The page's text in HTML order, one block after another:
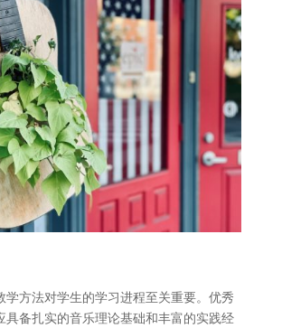
学方法对学生的学习进程至关重要。优秀
具备扎实的音乐理论基础和丰富的实践经